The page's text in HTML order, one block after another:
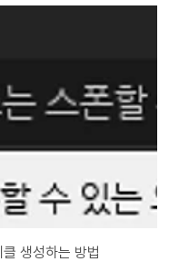
면 무엇때문에 진행이 안되
생성하는 방법